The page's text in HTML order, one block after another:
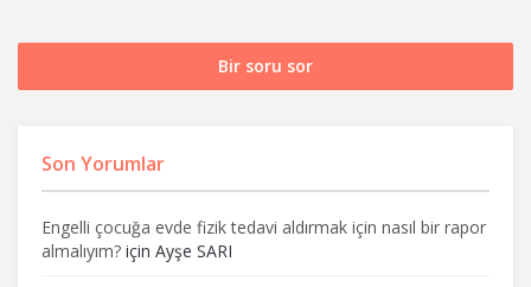
Bir soru sor
Son Yorumlar
Engelli çocuğa evde fizik tedavi aldırmak için nasıl bir rapor
almalıyım? için Ayşe SARI